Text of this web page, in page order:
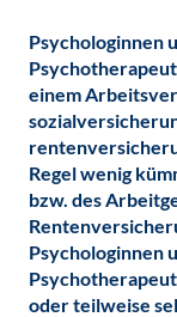
Psychologinnen
einem
Regel wenig
bzw. des
Psychologinnen
oder teilweise